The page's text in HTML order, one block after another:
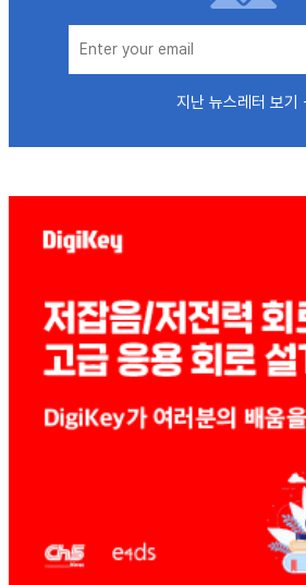
지난 뉴스레터 보기